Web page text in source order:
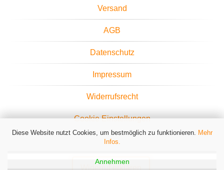
Diese Website nutzt Cookies, um bestmöglich zu funktionieren. Mehr
Infos.
Annehmen
Versand
AGB
Datenschutz
Impressum
Widerrufsrecht
Cookie Einstellungen
Widerruf erklären